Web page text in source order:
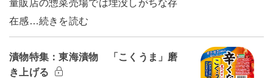
量販店の惣菜売場では埋没しがちな存
在感…続きを読む
漬物特集：東海漬物 「こくうま」磨
き上げる